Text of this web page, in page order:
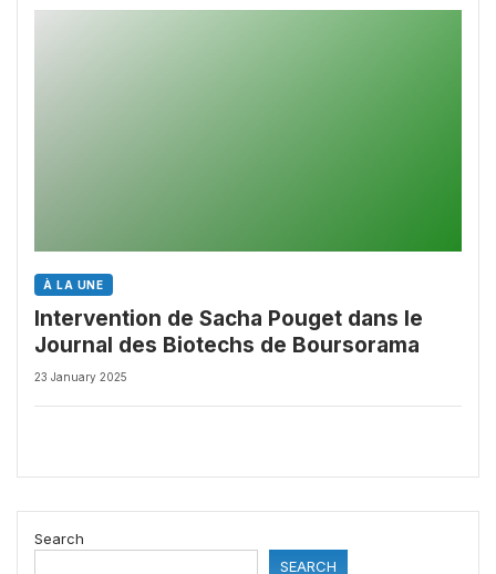
À LA UNE
Intervention de Sacha Pouget dans le
Journal des Biotechs de Boursorama
23 January 2025
Search
SEARCH